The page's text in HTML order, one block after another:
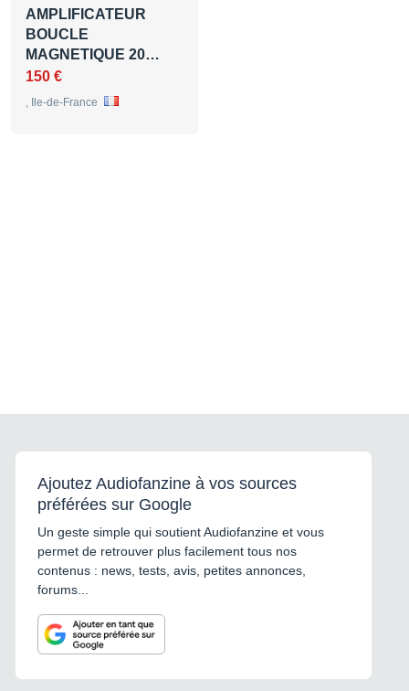
AMPLIFICATEUR
BOUCLE
MAGNETIQUE 20…
150 €
, Ile-de-France
Ajoutez Audiofanzine à vos sources
préférées sur Google
Un geste simple qui soutient Audiofanzine et vous
permet de retrouver plus facilement tous nos
contenus : news, tests, avis, petites annonces,
forums...